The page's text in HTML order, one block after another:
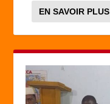
EN SAVOIR PLUS